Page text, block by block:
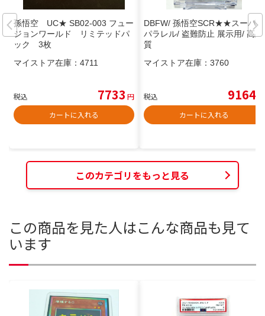
孫悟空 UC★ SB02-003 フュー
ジョンワールド リミテッドパ
ック 3枚
マイストア在庫： 4711
税込 7733 円
カートに入れる
DBFW/ 孫悟空SCR★★スーパー
パラレル/ 盗難防止 展示用/ 高品
質
マイストア在庫： 3760
税込 9164
カートに入れる
このカテゴリをもっと見る
この商品を見た人はこんな商品も見て
います